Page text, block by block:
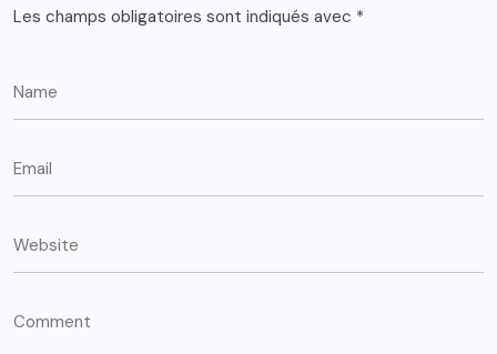
Les champs obligatoires sont indiqués avec *